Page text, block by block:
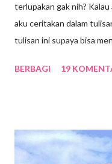
terlupakan gak nih?
aku ceritakan dalam
tulisan ini supaya bisa
sudah lebih dari 5 tahun.
makanya aku tuliskan di
Singapura karena
BERBAGI 19